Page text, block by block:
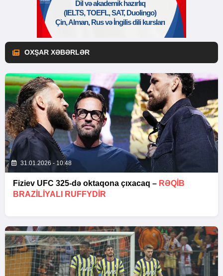
OXŞAR XƏBƏRLƏR
31.01.2026 - 10:48
Fiziev UFC 325-də oktaqona çıxacaq – RƏQIB
BRAZILIYALI RUFFYDIR